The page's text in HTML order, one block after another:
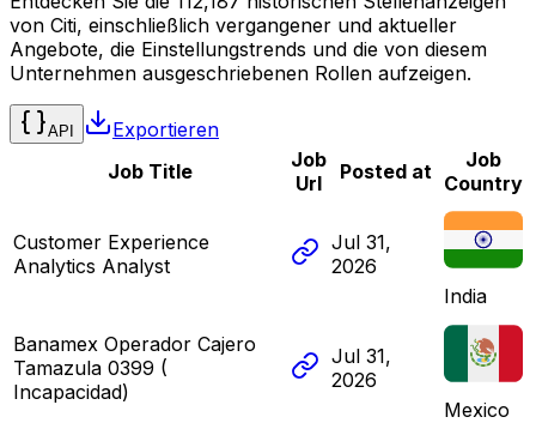
von Citi, einschließlich vergangener und aktueller
Angebote, die Einstellungstrends und die von diesem
Unternehmen ausgeschriebenen Rollen aufzeigen.
API
Exportieren
Job Title
Job
Url
Posted at
Job
Country
Customer Experience
Analytics Analyst
Jul 31,
2026
India
Banamex Operador Cajero
Tamazula 0399 (
Incapacidad)
Jul 31,
2026
Mexico